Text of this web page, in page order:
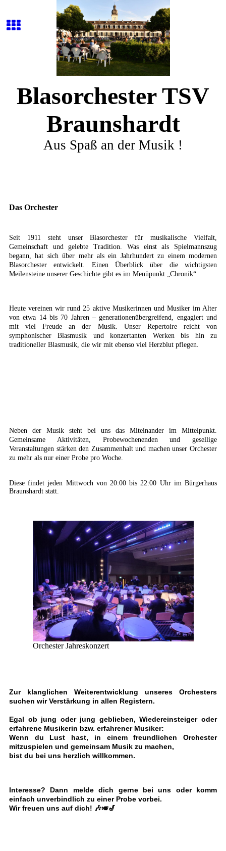
Blasorchester TSV
Braunshardt
Aus Spaß an der Musik !
Das Orchester
Seit 1911 steht unser Blasorchester für musikalische Vielfalt,
Gemeinschaft und gelebte Tradition. Was einst als Spielmannszug
begann, hat sich über mehr als ein Jahrhundert zu einem modernen
Blasorchester entwickelt. Einen Überblick über die wichtigsten
Meilensteine unserer Geschichte gibt es im Menüpunkt „Chronik“.
Heute vereinen wir rund 25 aktive Musikerinnen und Musiker im Alter
von etwa 14 bis 70 Jahren – generationenübergreifend, engagiert und
mit viel Freude an der Musik. Unser Repertoire reicht von
symphonischer Blasmusik und konzertanten Werken bis hin zu
traditioneller Blasmusik, die wir mit ebenso viel Herzblut pflegen.
Neben der Musik steht bei uns das Miteinander im Mittelpunkt.
Gemeinsame Aktivitäten, Probewochenenden und gesellige
Veranstaltungen stärken den Zusammenhalt und machen unser Orchester
zu mehr als nur einer Probe pro Woche.
Diese findet jeden Mittwoch von 20:00 bis 22:00 Uhr im Bürgerhaus
Braunshardt statt.
Orchester Jahreskonzert
Zur klanglichen Weiterentwicklung unseres Orchesters
suchen wir Verstärkung in allen Registern.
Egal ob jung oder jung geblieben, Wiedereinsteiger oder
erfahrene Musikerin bzw. erfahrener Musiker:
Wenn du Lust hast, in einem freundlichen Orchester
mitzuspielen und gemeinsam Musik zu machen,
bist du bei uns herzlich willkommen.
Interesse? Dann melde dich gerne bei uns oder komm
einfach unverbindlich zu einer Probe vorbei.
Wir freuen uns auf dich! 🎶🎺🎷